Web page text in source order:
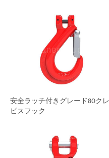
安全ラッチ付きグレード80クレ
ビスフック